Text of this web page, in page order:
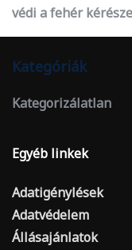
védi a fehér
Kategóriák
Kategorizálatlan
Egyéb linkek
Adatigénylések
Adatvédelem
Állásajánlatok